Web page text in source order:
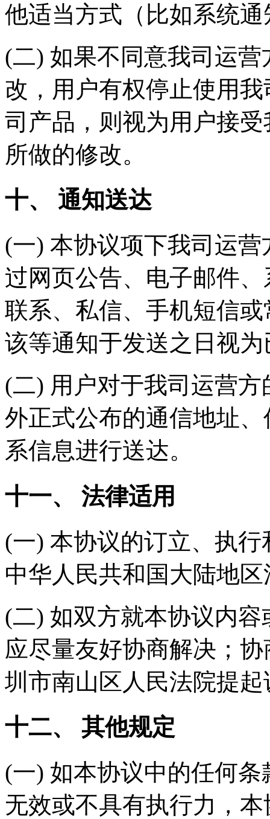
他适当方式（比如系统
(二) 如果不同意我司运
改，用户有权停止使用
司产品，则视为用户接
所做的修改。
十、 通知送达
(一) 本协议项下我司运
过网页公告、电子邮件
联系、私信、手机短信
该等通知于发送之日视
(二) 用户对于我司运营
外正式公布的通信地址
系信息进行送达。
十一、 法律适用
(一) 本协议的订立、执
中华人民共和国大陆地区
(二) 如双方就本协议内
应尽量友好协商解决；
圳市南山区人民法院提起
十二、 其他规定
(一) 如本协议中的任何
无效或不具有执行力，